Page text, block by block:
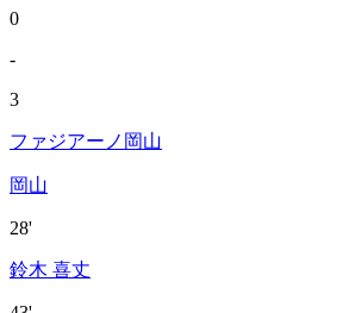
0
-
3
ファジアーノ岡山
岡山
28'
鈴木 喜丈